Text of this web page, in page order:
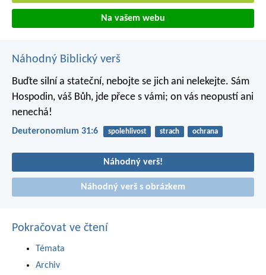
Na vašem webu
Náhodný Biblický verš
Buďte silní a stateční, nebojte se jich ani nelekejte. Sám
Hospodin, váš Bůh, jde přece s vámi; on vás neopustí ani
nenechá!
Deuteronomium 31:6 spolehlivost strach ochrana
Náhodný verš!
Náhodný verš s obrázkem
Pokračovat ve čtení
Témata
Archiv